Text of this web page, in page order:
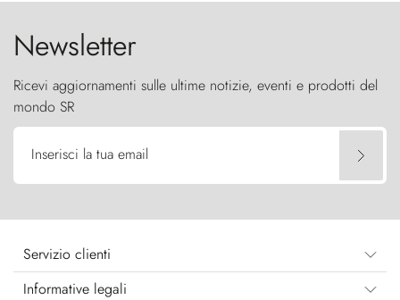
Newsletter
Ricevi aggiornamenti sulle ultime notizie, eventi e prodotti del
mondo SR
Inserisci la tua email
Servizio clienti
Informative legali